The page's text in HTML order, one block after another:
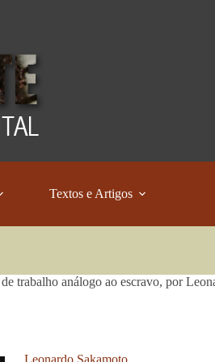
Textos e Artigos
trabalho análogo ao escravo, por
Leonardo Sakamoto